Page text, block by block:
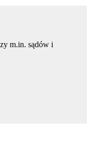
m.in. sądów i